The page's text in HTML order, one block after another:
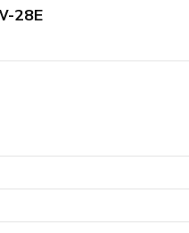
28E